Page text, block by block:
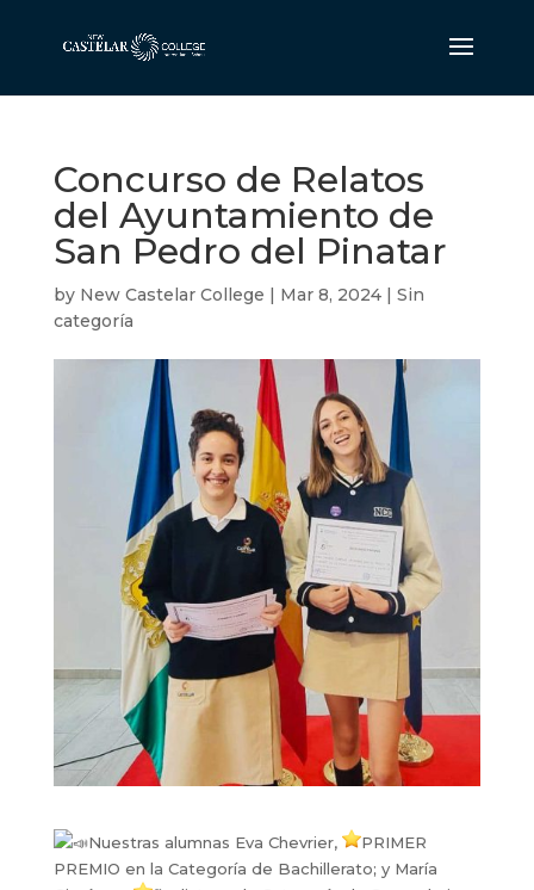
Concurso de Relatos
del Ayuntamiento de
San Pedro del Pinatar
by New Castelar College | Mar 8, 2024| Sin
categoría
Nuestras alumnas Eva Chevrier,
PRIMER
PREMIO en la Categoría de Bachillerato; y María